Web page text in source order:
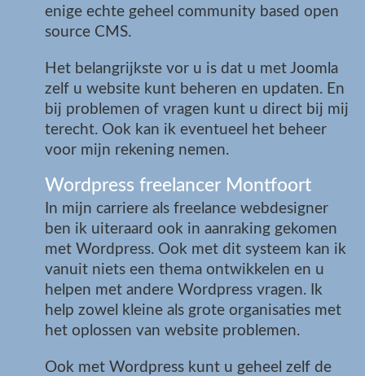
enige echte geheel community based open
source CMS.
Het belangrijkste vor u is dat u met Joomla
zelf u website kunt beheren en updaten. En
bij problemen of vragen kunt u direct bij mij
terecht. Ook kan ik eventueel het beheer
voor mijn rekening nemen.
Wordpress freelancer Montfoort
In mijn carriere als freelance webdesigner
ben ik uiteraard ook in aanraking gekomen
met Wordpress. Ook met dit systeem kan ik
vanuit niets een thema ontwikkelen en u
helpen met andere Wordpress vragen. Ik
help zowel kleine als grote organisaties met
het oplossen van website problemen.
Ook met Wordpress kunt u geheel zelf de